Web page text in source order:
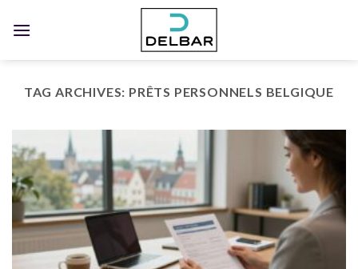
TAG ARCHIVES: PRÊTS PERSONNELS BELGIQUE